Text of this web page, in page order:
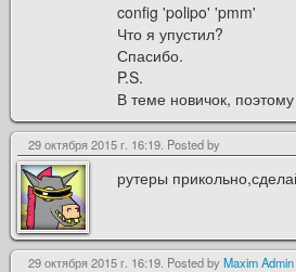
config 'polipo' 'pmm'
Что я упустил?
Спасибо.
P.S.
В теме новичок,
29 октября 2015 г. 16:19. Posted by
рутеры
29 октября 2015 г. 16:19. Posted by Maxim Admin